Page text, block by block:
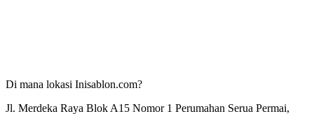
Di mana lokasi Inisablon.com?
Jl. Merdeka Raya Blok A15 Nomor 1 Perumahan Serua Permai,